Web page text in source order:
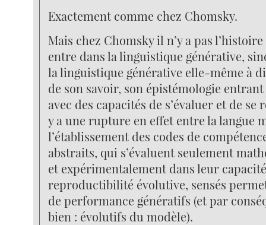
Exactement comme chez Chomsky.
Mais chez Chomsky il n’y a pas
entre dans la linguistique générative,
la linguistique générative elle-même à
de son savoir, son épistémologie
avec des capacités de s’évaluer et de
y a une rupture en effet entre la langue
l’établissement des codes de
abstraits, qui s’évaluent seulement
et expérimentalement dans leur
reproductibilité évolutive, sensés
de performance génératifs (et par
bien : évolutifs du modèle).